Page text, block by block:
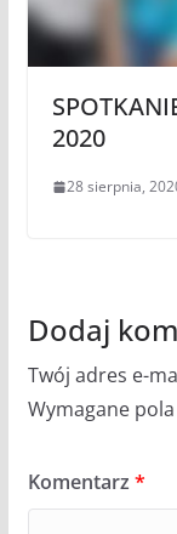
2020
28 sierpnia,
Dodaj
Twój adres e-
Wymagane
Komentarz *